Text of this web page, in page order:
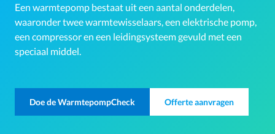
Een warmtepomp bestaat uit een aantal onderdelen,
waaronder twee warmtewisselaars, een elektrische pomp,
een compressor en een leidingsysteem gevuld met een
speciaal middel.
Doe de WarmtepompCheck Offerte aanvragen